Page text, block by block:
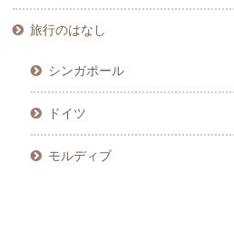
旅行のはなし
シンガポール
ドイツ
モルディブ